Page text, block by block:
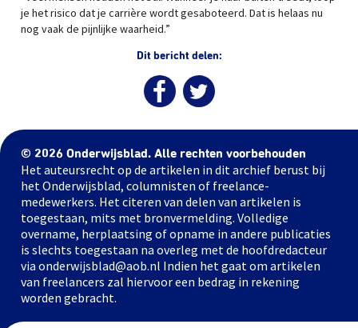
je het risico dat je carrière wordt gesaboteerd. Dat is helaas nu
nog vaak de pijnlijke waarheid.”
Dit bericht delen:
© 2026 Onderwijsblad. Alle rechten voorbehouden
Het auteursrecht op de artikelen in dit archief berust bij
het Onderwijsblad, columnisten of freelance-
medewerkers. Het citeren van delen van artikelen is
toegestaan, mits met bronvermelding. Volledige
overname, herplaatsing of opname in andere publicaties
is slechts toegestaan na overleg met de hoofdredacteur
via onderwijsblad@aob.nl Indien het gaat om artikelen
van freelancers zal hiervoor een bedrag in rekening
worden gebracht.